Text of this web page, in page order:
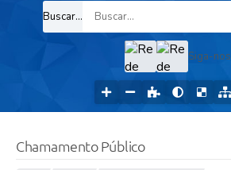
Buscar...
Siga-nos
Chamamento Público